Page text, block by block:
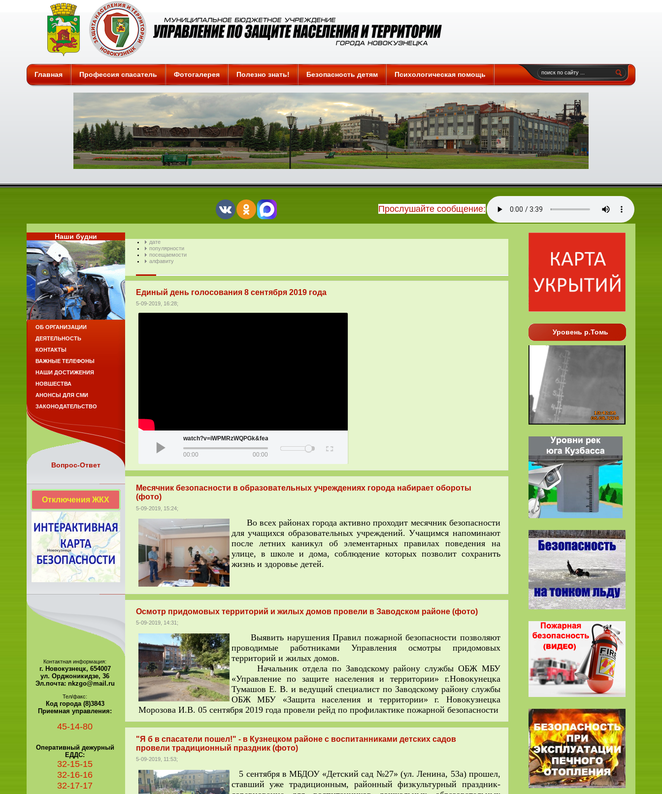
Защита
Главная Профессия спасатель Фотогалерея Полезно знать! Безопасность детям Психологическая помощь
Прослушайте сообщение:
дате
популярности
посещаемости
алфавиту
Единый день голосования 8 сентября 2019 года
5-09-2019, 16:28;
watch?v=iWPMRzWQPGk&feature=youtu
00:00 00:00
Месячник безопасности в образовательных учреждениях города набирает обороты
(фото)
5-09-2019, 15:24;
Во всех районах города активно проходит месячник безопасности
для учащихся образовательных учреждений. Учащимся напоминают
после летних каникул об элементарных правилах поведения на
улице, в школе и дома, соблюдение которых позволит сохранить
жизнь и здоровье детей.
Осмотр придомовых территорий и жилых домов провели в Заводском районе (фото)
5-09-2019, 14:31;
Выявить нарушения Правил пожарной безопасности позволяют
проводимые работниками Управления осмотры придомовых
территорий и жилых домов.
Начальник отдела по Заводскому району службы ОБЖ МБУ
«Управление по защите населения и территории» г.Новокунецка
Тумашов Е. В. и ведущий специалист по Заводскому району службы
ОБЖ МБУ «Защита населения и территории» г. Новокузнецка
Морозова И.В. 05 сентября 2019 года провели рейд по профилактике пожарной безопасности
"Я б в спасатели пошел!" - в Кузнецком районе с воспитанниками детских садов
провели традиционный праздник (фото)
5-09-2019, 11:53;
5 сентября в МБДОУ «Детский сад №27» (ул. Ленина, 53а) прошел,
ставший уже традиционным, районный физкультурный праздник-
Уровень р.Томь
Наши будни
ОБ ОРГАНИЗАЦИИ
ДЕЯТЕЛЬНОСТЬ
КОНТАКТЫ
ВАЖНЫЕ ТЕЛЕФОНЫ
НАШИ ДОСТИЖЕНИЯ
НОВШЕСТВА
АНОНСЫ ДЛЯ СМИ
ЗАКОНОДАТЕЛЬСТВО
Вопрос-Ответ
Отключения ЖКХ
Контактная информация:
г. Новокузнецк, 654007
ул. Орджоникидзе, 36
Эл.почта: nkzgo@mail.ru
Тел/факс:
Код города (8)3843
Приемная управления:
45-14-80
Оперативный дежурный
ЕДДС:
32-15-15
32-16-16
32-17-17